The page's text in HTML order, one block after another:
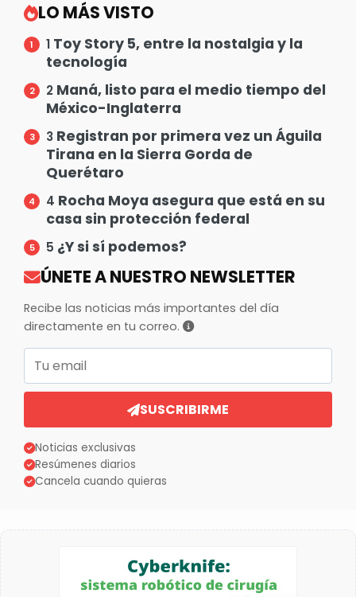
LO MÁS VISTO
1 Toy Story 5, entre la nostalgia y la
tecnología
2 Maná, listo para el medio tiempo del
México-Inglaterra
3 Registran por primera vez un Águila
Tirana en la Sierra Gorda de
Querétaro
4 Rocha Moya asegura que está en su
casa sin protección federal
5 ¿Y si sí podemos?
ÚNETE A NUESTRO NEWSLETTER
Recibe las noticias más importantes del día
directamente en tu correo.
Correo electrónico
SUSCRIBIRME
Noticias exclusivas
Resúmenes diarios
Cancela cuando quieras